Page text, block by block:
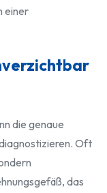
einer
die genaue
Oft
das